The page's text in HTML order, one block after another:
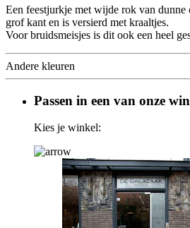
Een feestjurkje met wijde rok van
grof kant en is versierd met kraaltjes.
Voor bruidsmeisjes is dit ook een heel
Andere kleuren
Passen in een van onze
Kies je winkel: